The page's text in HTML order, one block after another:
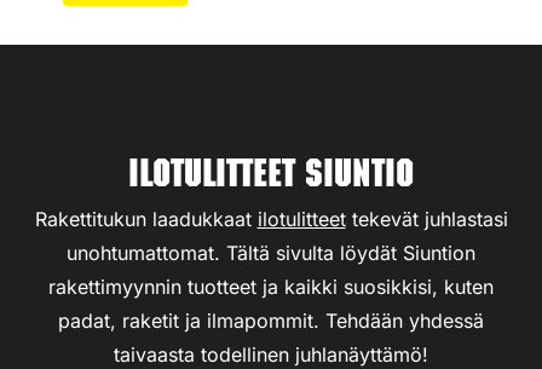
Ilotulitteet Siuntio
Rakettitukun laadukkaat ilotulitteettekevät juhlastasi
unohtumattomat. Tältä sivulta löydät Siuntion
rakettimyynnin tuotteet ja kaikki suosikkisi, kuten
padat, raketit ja ilmapommit. Tehdään yhdessä
taivaasta todellinen juhlanäyttämö!